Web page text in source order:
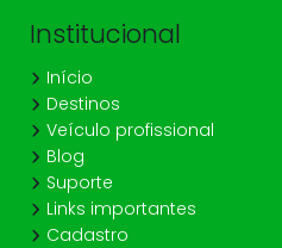
Institucional
Início
Destinos
Veículo profissional
Blog
Suporte
Links importantes
Cadastro